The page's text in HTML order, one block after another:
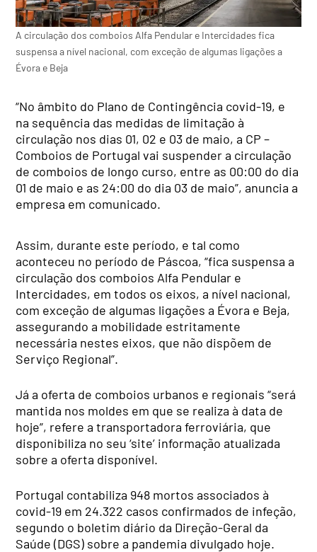
A circulação dos comboios Alfa Pendular e Intercidades fica
suspensa a nível nacional, com exceção de algumas ligações a
Évora e Beja
“No âmbito do Plano de Contingência covid-19, e
na sequência das medidas de limitação à
circulação nos dias 01, 02 e 03 de maio, a CP –
Comboios de Portugal vai suspender a circulação
de comboios de longo curso, entre as 00:00 do dia
01 de maio e as 24:00 do dia 03 de maio”, anuncia a
empresa em comunicado.
Assim, durante este período, e tal como
aconteceu no período de Páscoa, “fica suspensa a
circulação dos comboios Alfa Pendular e
Intercidades, em todos os eixos, a nível nacional,
com exceção de algumas ligações a Évora e Beja,
assegurando a mobilidade estritamente
necessária nestes eixos, que não dispõem de
Serviço Regional”.
Já a oferta de comboios urbanos e regionais “será
mantida nos moldes em que se realiza à data de
hoje”, refere a transportadora ferroviária, que
disponibiliza no seu ‘site’ informação atualizada
sobre a oferta disponível.
Portugal contabiliza 948 mortos associados à
covid-19 em 24.322 casos confirmados de infeção,
segundo o boletim diário da Direção-Geral da
Saúde (DGS) sobre a pandemia divulgado hoje.